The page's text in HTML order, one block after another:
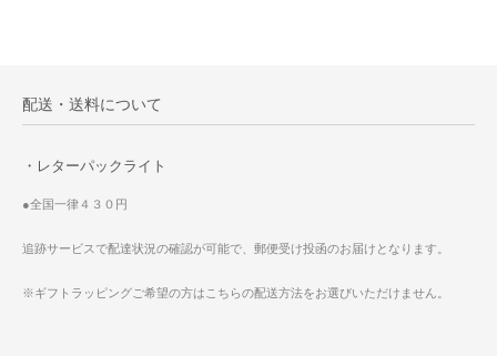
配送・送料について
・レターパックライト
●全国一律４３０円
追跡サービスで配達状況の確認が可能で、郵便受け投函のお届けとなります。
※ギフトラッピングご希望の方はこちらの配送方法をお選びいただけません。